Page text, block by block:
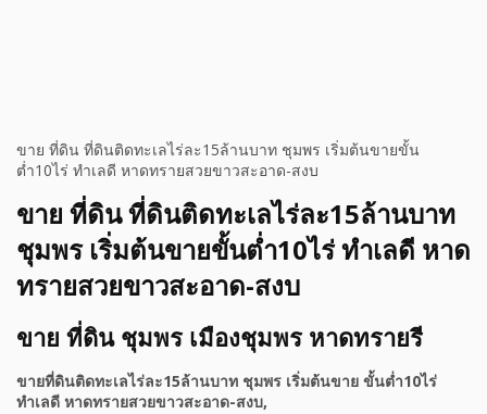
ขาย ที่ดิน ที่ดินติดทะเลไร่ละ15ล้านบาท ชุมพร เริ่มต้นขายขั้น
ต่ำ10ไร่ ทำเลดี หาดทรายสวยขาวสะอาด-สงบ
ขาย ที่ดิน ที่ดินติดทะเลไร่ละ15ล้านบาท
ชุมพร เริ่มต้นขายขั้นต่ำ10ไร่ ทำเลดี หาด
ทรายสวยขาวสะอาด-สงบ
ขาย ที่ดิน ชุมพร เมืองชุมพร หาดทรายรี
ขายที่ดินติดทะเลไร่ละ15ล้านบาท ชุมพร เริ่มต้นขาย ขั้นต่ำ10ไร่
ทำเลดี หาดทรายสวยขาวสะอาด-สงบ,